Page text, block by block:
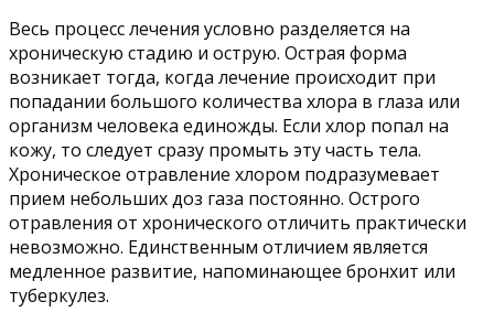
Весь процесс лечения условно разделяется на
хроническую стадию и острую. Острая форма
возникает тогда, когда лечение происходит при
попадании большого количества хлора в глаза или
организм человека единожды. Если хлор попал на
кожу, то следует сразу промыть эту часть тела.
Хроническое отравление хлором подразумевает
прием небольших доз газа постоянно. Острого
отравления от хронического отличить практически
невозможно. Единственным отличием является
медленное развитие, напоминающее бронхит или
туберкулез.